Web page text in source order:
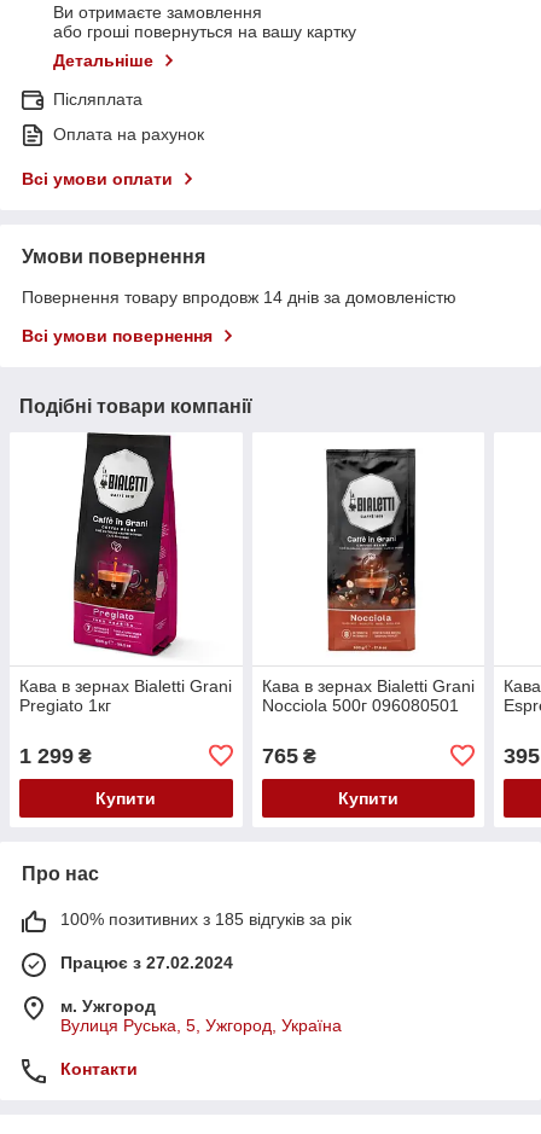
Ви отримаєте замовлення
або гроші повернуться на вашу картку
Детальніше
Післяплата
Оплата на рахунок
Всі умови оплати
Умови повернення
Повернення товару впродовж 14 днів за домовленістю
Всі умови повернення
Подібні товари компанії
Кава в зернах Bialetti Grani
Pregiato 1кг
1 299 ₴
Купити
Кава в зернах Bialetti Grani
Nocciola 500г 096080501
765₴
Купити
395
Про нас
100% позитивних з 185 відгуків за рік
Працює з 27.02.2024
м. Ужгород
Вулиця Руська, 5, Ужгород, Україна
Контакти